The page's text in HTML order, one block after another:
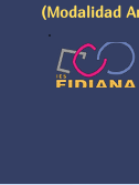
(Modalidad